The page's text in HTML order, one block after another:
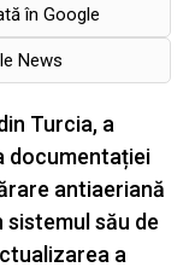
în Google
News
Turcia, a
documentației
antiaeriană
său de
a